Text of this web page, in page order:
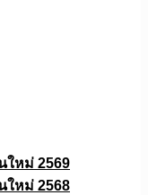
ใหม่ 2569
ใหม่ 2568